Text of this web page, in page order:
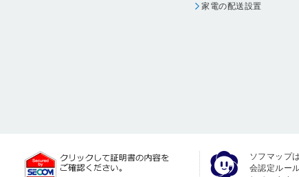
家電の配送設置
ソフマップ
会認定ルー